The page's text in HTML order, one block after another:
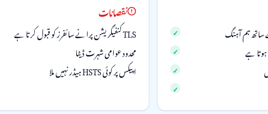
ساتھ ہم آہنگ
نقصانات
TLS کنفیگریشن پرانے سائفرز کو قبول کرتا ہے
محدود عوامی شہرت ڈیٹا
اپیکس پر کوئی HSTS ہیڈر نہیں ملا